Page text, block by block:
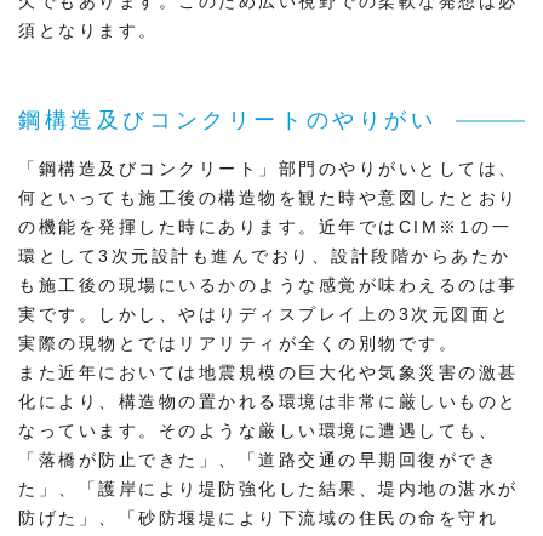
須となります。
鋼構造及びコンクリートのやりがい
「鋼構造及びコンクリート」部門のやりがいとしては、
何といっても施工後の構造物を観た時や意図したとおり
の機能を発揮した時にあります。近年ではCIM※1の一
環として3次元設計も進んでおり、設計段階からあたか
も施工後の現場にいるかのような感覚が味わえるのは事
実です。しかし、やはりディスプレイ上の3次元図面と
実際の現物とではリアリティが全くの別物です。
また近年においては地震規模の巨大化や気象災害の激甚
化により、構造物の置かれる環境は非常に厳しいものと
なっています。そのような厳しい環境に遭遇しても、
「落橋が防止できた」、「道路交通の早期回復ができ
た」、「護岸により堤防強化した結果、堤内地の湛水が
防げた」、「砂防堰堤により下流域の住民の命を守れ